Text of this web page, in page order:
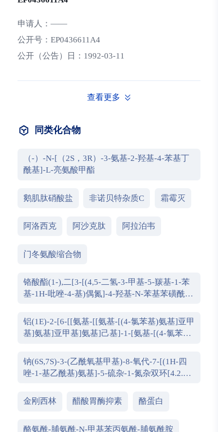
申请人： ——
公开号： EP0436611A4
公开（公告）日： 1992-03-11
查看更多
同类化合物
（-）-N-[（2S，3R）-3-氨基-2-羟基-4-苯基丁
酰基]-L-亮氨酸甲酯
鹅肌肽硝酸盐 非诺贝特杂质C 霜霉灭
阿洛西克 阿沙克肽 阿拉泊韦
门冬氨酸缩合物
铬酸酯(1-),二[3-[(4,5-二氢-3-甲基-5-羰基-1-苯
基-1H-吡唑-4-基)偶氮]-4-羟基-N-苯基苯磺酰氨
铝(1E)-2-[6-[[氨基-[[氨基-[(4-氯苯基)氨基]亚甲
基]氨基]亚甲基]氨基]己基]-1-[氨基-[(4-氯苯基)
(2R,3S,4R,5R)-2,3,4,5,6-五羟基己酸N-四醛英-5-
基-4,5-二氢-1H-i
钠(6S,7S)-3-(乙酰氧基甲基)-8-氧代-7-[(1H-四
唑-1-基乙酰基)氨基]-5-硫杂-1-氮杂双环[4.2.0]
金刚西林
醋酸胃酶抑素 酪蛋白
酪氨酰-脯氨酰-N-甲基苯丙氨酰-脯氨酰胺